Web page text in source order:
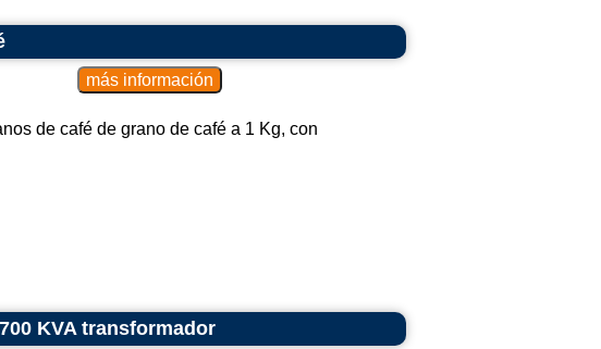
de café de grano de café a 1 Kg, con
KVA transformador